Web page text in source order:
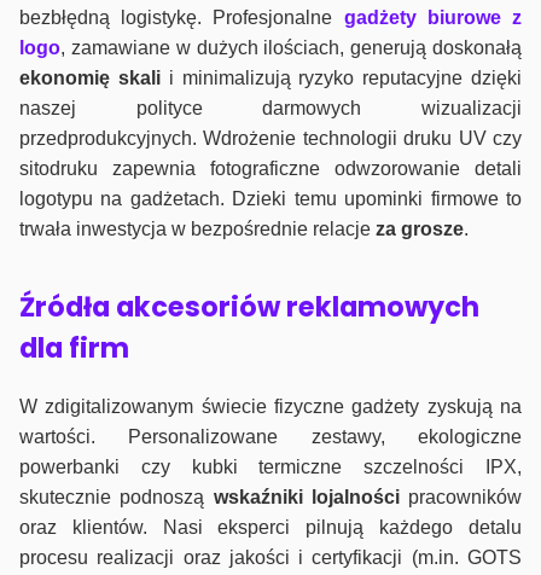
bezbłędną logistykę. Profesjonalne gadżety biurowe z
logo, zamawiane w dużych ilościach, generują doskonałą
ekonomię skalii minimalizują ryzyko reputacyjne dzięki
naszej polityce darmowych wizualizacji
przedprodukcyjnych. Wdrożenie technologii druku UV czy
sitodruku zapewnia fotograficzne odwzorowanie detali
logotypu na gadżetach. Dzieki temu upominki firmowe to
trwała inwestycja w bezpośrednie relacje za grosze.
Źródła akcesoriów reklamowych
dla firm
W zdigitalizowanym świecie fizyczne gadżety zyskują na
wartości. Personalizowane zestawy, ekologiczne
powerbanki czy kubki termiczne szczelności IPX,
skutecznie podnoszą wskaźniki lojalnościpracowników
oraz klientów. Nasi eksperci pilnują każdego detalu
procesu realizacji oraz jakości i certyfikacji (m.in. GOTS